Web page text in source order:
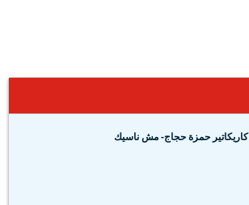
كاريكاتير حمزة حجاج- مش ناسيك